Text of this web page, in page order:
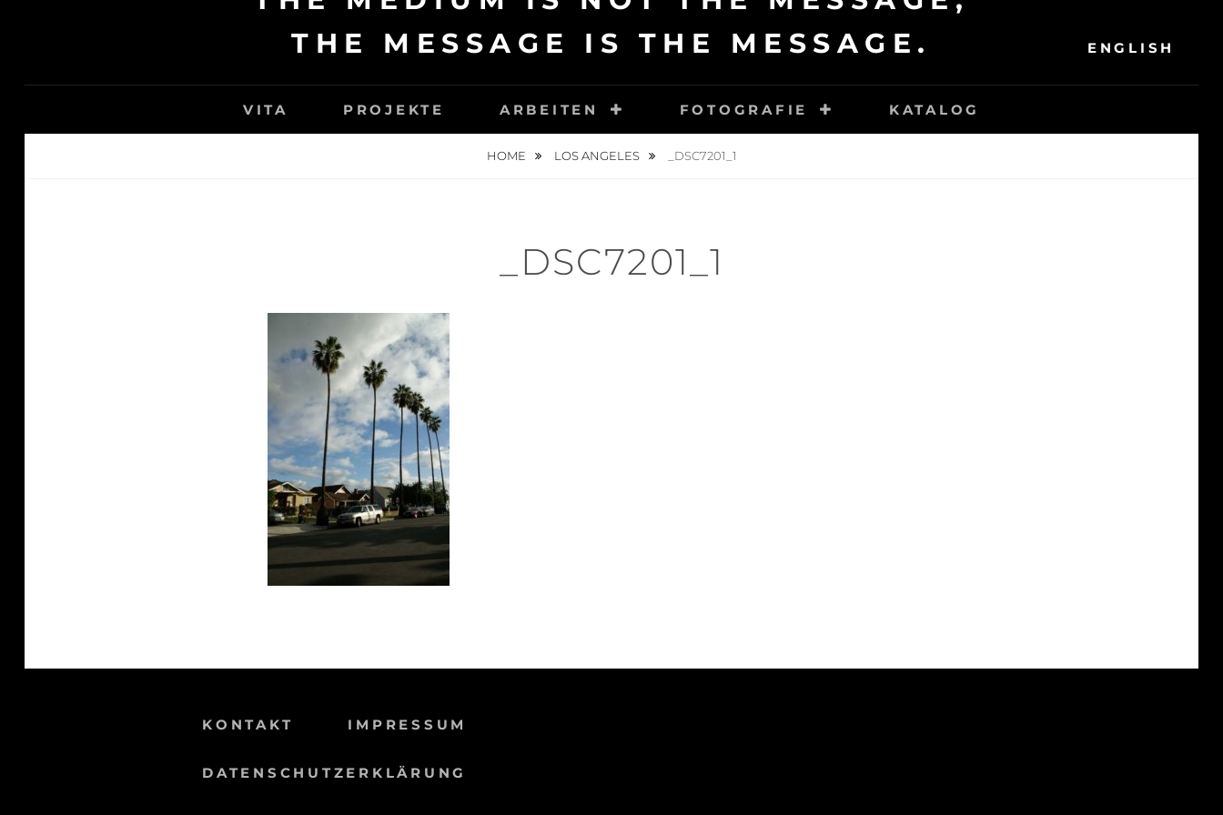
THE MESSAGE IS THE MESSAGE.
ENGLISH
VITA PROJEKTE ARBEITEN FOTOGRAFIE KATALOG
HOME LOS ANGELES _DSC7201_1
_DSC7201_1
KONTAKT IMPRESSUM
DATENSCHUTZERKLÄRUNG